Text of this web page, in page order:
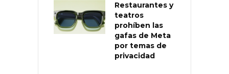
Restaurantes y
teatros
prohíben las
gafas de Meta
por temas de
privacidad